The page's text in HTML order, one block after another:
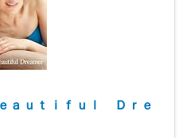
ｕｔｉｆｕｌ Ｄｒｅ